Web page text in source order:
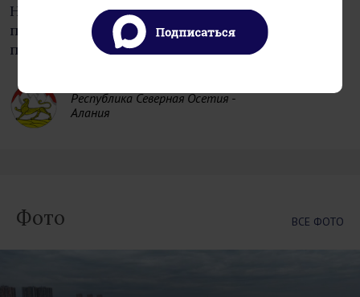
Новая инфраструктура автомобильного
пункта пропуска Нижний Зарамаг открыта
после модернизации
Республика Северная Осетия -
Алания
Фото ВСЕ ФОТО